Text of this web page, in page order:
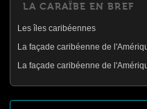
LA CARAÏBE EN BREF
Les îles caribéennes
La façade caribéenne de
La façade caribéenne de